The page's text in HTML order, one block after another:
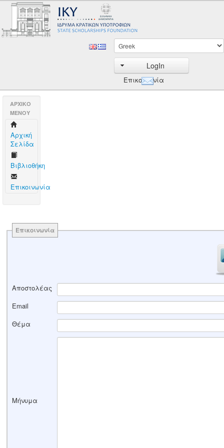
LogIn
Επικοινωνία
AΡΧΙΚΟ
ΜΕΝΟΥ
Aρχική
Σελίδα
Βιβλιοθήκη
Επικοινωνία
Επικοινωνία
Αποστολέας
Email
Θέμα
Μήνυμα